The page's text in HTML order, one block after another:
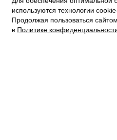
используются технологии
Продолжая пользоваться
в Политике
ПОЛИТИКА
ПОЛИТИКА COOKIE
УСЛОВИЯ ПОКУПКИ